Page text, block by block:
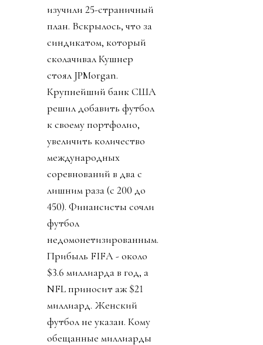
изучили 25-страничный
план. Вскрылось, что за
синдикатом, который
сколачивал Кушнер
стоял JPMorgan.
Крупнейший банк США
решил добавить футбол
к своему портфолио,
увеличить количество
международных
соревнований в два с
лишним раза (с 200 до
450). Финансисты сочли
футбол
недомонетизированным.
Прибыль FIFA - около
$3.6 миллиарда в год, а
NFL приносит аж $21
миллиард. Женский
футбол не указан. Кому
обещанные миллиарды